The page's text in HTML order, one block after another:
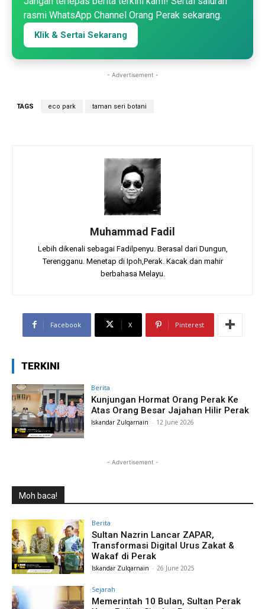
rasmi WhatsApp Channel Orang Perak sekarang.
Klik & Sertai Sekarang
- Advertisement -
TAGS eco park taman seri botani
Muhammad Fadil
Lebih dikenali sebagai Fadilpenyu. Berasal dari Dungun,
Terengganu. Menetap di Ipoh,Perak. Kacak dan mahir
berbahasa Melayu.
Facebook X Pinterest
TERKINI
Berita
Kunjungan Hormat Orang Perak Ke
Atas Orang Besar Jajahan Hilir Perak
Iskandar Zulqarnain - 12 June 2026
- Advertisement -
Moh baca!
Berita
Sultan Nazrin Lancar ZAPAR,
Transformasi Digital Urus Zakat &
Wakaf di Perak
Iskandar Zulqarnain - 26 June 2025
Sejarah
Memerintah 10 Bulan, Sultan Perak